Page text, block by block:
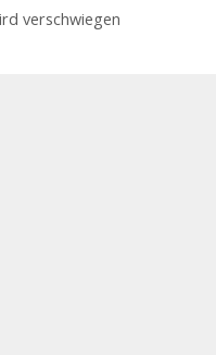
verschwiegen